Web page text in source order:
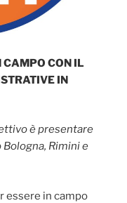
CAMPO CON IL
IN
è presentare
Rimini e
essere in campo